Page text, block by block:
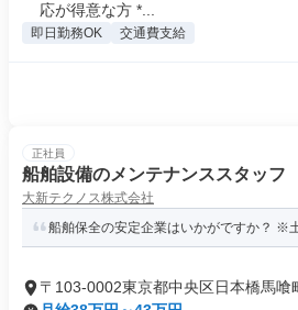
応が得意な方 *...
即日勤務OK 交通費支給
正社員
船舶設備のメンテナンススタッフ
大新テクノス株式会社
船舶保全の安定企業はいかがですか？ ※
〒103-0002東京都中央区日本橋馬喰